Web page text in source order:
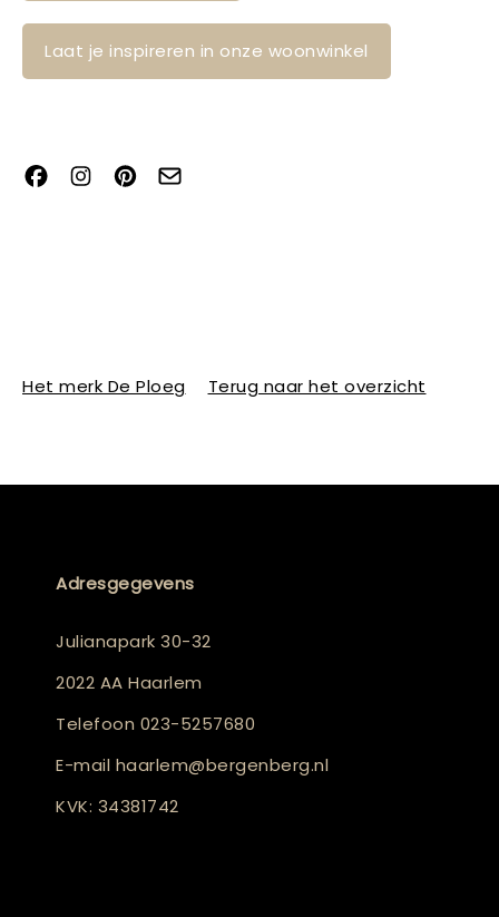
Laat je inspireren in onze woonwinkel
Het merk De Ploeg Terug naar het overzicht
Adresgegevens
Julianapark 30-32
2022 AA Haarlem
Telefoon 023-5257680
E-mail haarlem@bergenberg.nl
KVK: 34381742